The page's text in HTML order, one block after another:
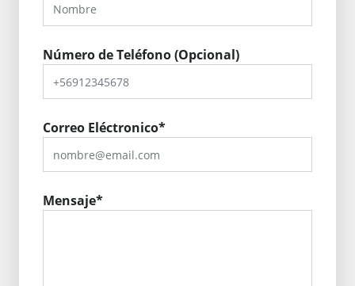
Número de Teléfono (Opcional)
Correo Eléctronico*
Mensaje*